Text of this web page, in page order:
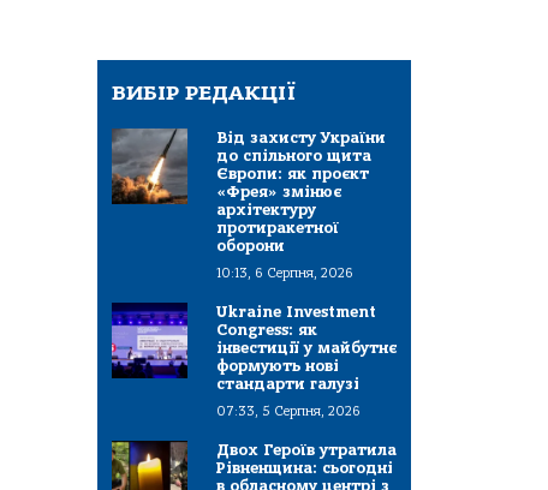
ВИБІР РЕДАКЦІЇ
Від захисту України
до спільного щита
Європи: як проєкт
«Фрея» змінює
архітектуру
протиракетної
оборони
10:13, 6 Серпня, 2026
Ukraine Investment
Congress: як
інвестиції у майбутнє
формують нові
стандарти галузі
07:33, 5 Серпня, 2026
Двох Героїв утратила
Рівненщина: сьогодні
в обласному центрі з